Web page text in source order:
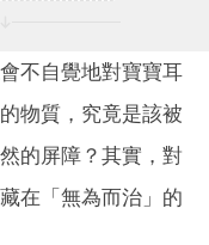
不自覺地對寶寶耳
物質，究竟是該被
的屏障？其實，對
在「無為而治」的